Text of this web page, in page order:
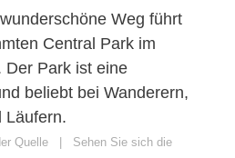
Weg führt
Central Park im
Der Park ist eine
beliebt bei Wanderern,
Läufern.
Quelle | Sehen Sie sich die